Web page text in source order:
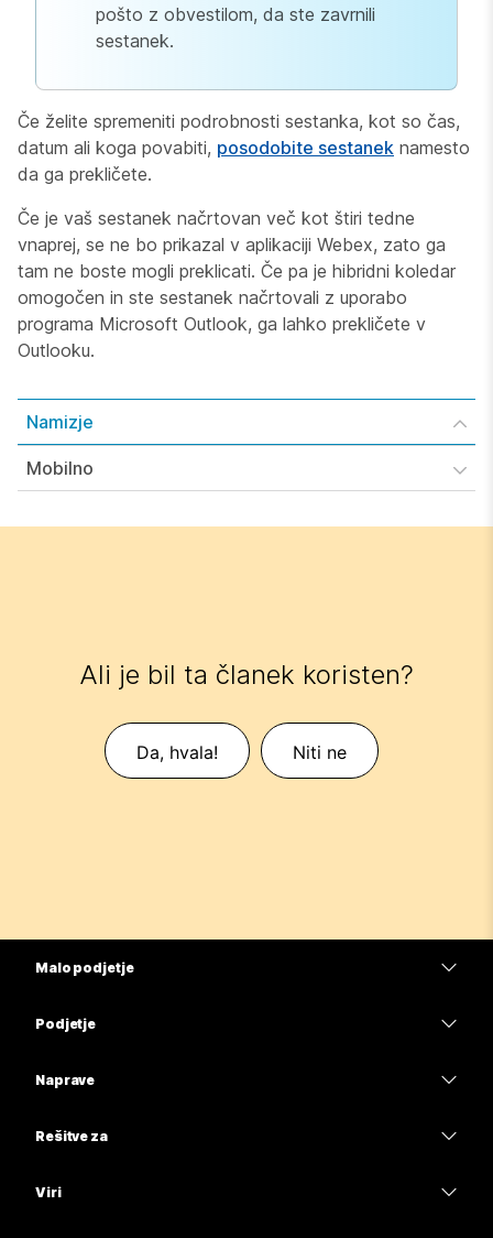
pošto z obvestilom, da ste zavrnili
sestanek.
Če želite spremeniti podrobnosti sestanka, kot so čas,
datum ali koga povabiti, posodobite sestanek namesto
da ga prekličete.
Če je vaš sestanek načrtovan več kot štiri tedne
vnaprej, se ne bo prikazal v aplikaciji Webex, zato ga
tam ne boste mogli preklicati. Če pa je hibridni koledar
omogočen in ste sestanek načrtovali z uporabo
programa Microsoft Outlook, ga lahko prekličete v
Outlooku.
Namizje
Mobilno
Ali je bil ta članek koristen?
Da, hvala! Niti ne
Malo podjetje
Podjetje
Naprave
Rešitve za
Viri